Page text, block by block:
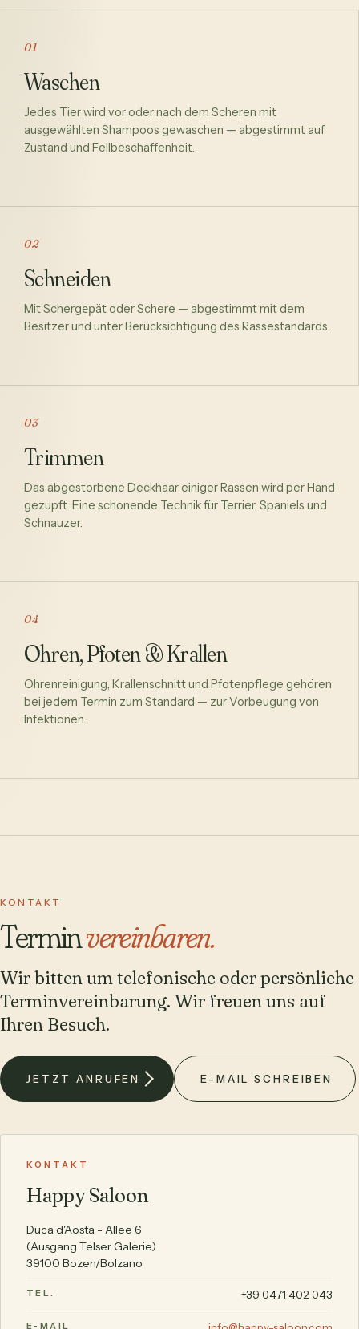
01
Waschen
Jedes Tier wird vor oder nach dem Scheren mit
ausgewählten Shampoos gewaschen — abgestimmt auf
Zustand und Fellbeschaffenheit.
02
Schneiden
Mit Schergерät oder Schere — abgestimmt mit dem
Besitzer und unter Berücksichtigung des Rassestandards.
03
Trimmen
Das abgestorbene Deckhaar einiger Rassen wird per Hand
gezupft. Eine schonende Technik für Terrier, Spaniels und
Schnauzer.
04
Ohren, Pfoten & Krallen
Ohrenreinigung, Krallenschnitt und Pfotenpflege gehören
bei jedem Termin zum Standard — zur Vorbeugung von
Infektionen.
KONTAKT
Terminvereinbaren.
Wir bitten um telefonische oder persönliche
Terminvereinbarung. Wir freuen uns auf
Ihren Besuch.
JETZT ANRUFEN E-MAIL SCHREIBEN
KONTAKT
Happy Saloon
Duca d'Aosta - Allee 6
(Ausgang Telser Galerie)
39100 Bozen/Bolzano
TEL. +39 0471 402 043
E-MAIL